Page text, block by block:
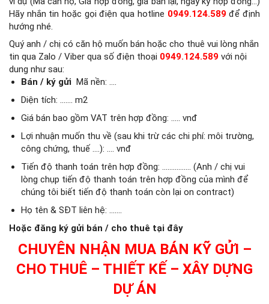
Hãy nhắn tin hoặc gọi điện qua hotline 0949.124.589để định
hướng nhé.
Quý anh / chị có căn hộ muốn bán hoặc cho thuê vui lòng nhắn
tin qua Zalo / Viber qua số điện thoại 0949.124.589 với nội
dung như sau:
Bán / ký gửi Mã nền: ….
Diện tích: ……. m2
Giá bán bao gồm VAT trên hợp đồng: ….. vnđ
Lợi nhuận muốn thu về (sau khi trừ các chi phí: môi trường,
công chứng, thuế ….): …. vnđ
Tiến độ thanh toán trên hợp đồng: ……………. (Anh / chị vui
lòng chụp tiến độ thanh toán trên hợp đồng của mình để
chúng tôi biết tiến độ thanh toán còn lại on contract)
Họ tên & SĐT liên hệ: …….
Hoặc đăng ký gửi bán / cho thuê tại đây
CHUYÊN NHẬN MUA BÁN KỸ GỬI –
CHO THUÊ – THIẾT KẾ – XÂY DỰNG
DỰ ÁN